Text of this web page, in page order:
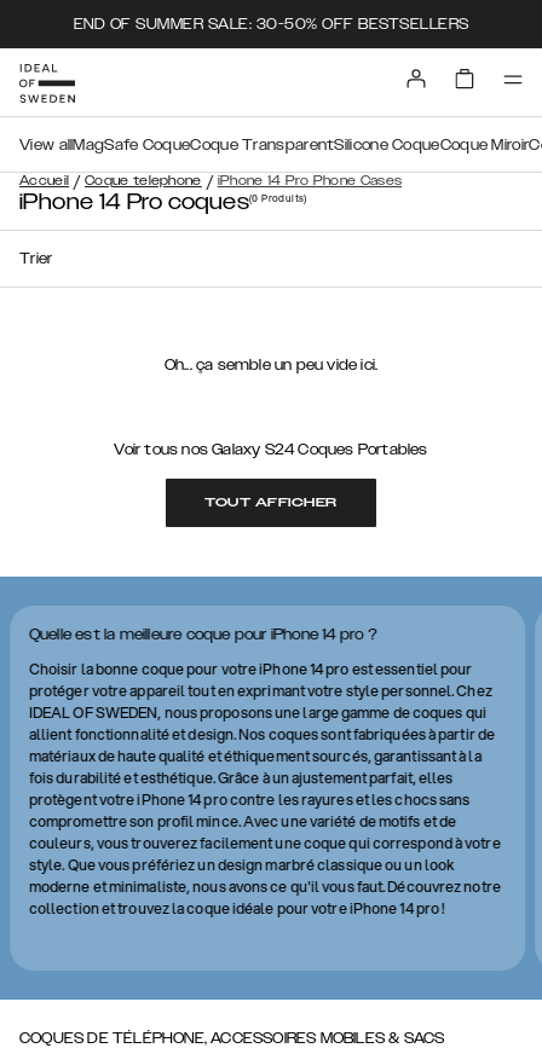
END OF SUMMER SALE: 30-50% OFF BESTSELLERS
Accueil / Coque telephone / iPhone 14 Pro Phone Cases
View all MagSafe CoqueCoque TransparentSilicone CoqueCoque Miroir
iPhone 14 Pro coques(0Produits)
Trier
Oh... ça semble un peu vide ici.
Voir tous nos Galaxy S24 Coques Portables
TOUT AFFICHER
Quelle est la meilleure coque pour iPhone 14 pro ?
Choisir la bonne coque pour votre iPhone 14 pro est essentiel pour
protéger votre appareil tout en exprimant votre style personnel. Chez
IDEAL OF SWEDEN, nous proposons une large gamme de coques qui
allient fonctionnalité et design. Nos coques sont fabriquées à partir de
matériaux de haute qualité et éthiquement sourcés, garantissant à la
fois durabilité et esthétique. Grâce à un ajustement parfait, elles
protègent votre iPhone 14 pro contre les rayures et les chocs sans
compromettre son profil mince. Avec une variété de motifs et de
couleurs, vous trouverez facilement une coque qui correspond à votre
style. Que vous préfériez un design marbré classique ou un look
moderne et minimaliste, nous avons ce qu'il vous faut. Découvrez notre
collection et trouvez la coque idéale pour votre iPhone 14 pro !
COQUES DE TÉLÉPHONE, ACCESSOIRES MOBILES & SACS